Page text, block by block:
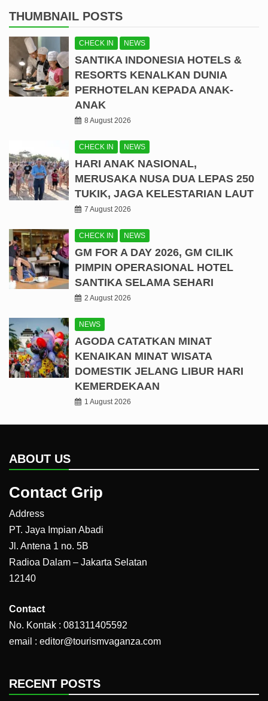
THUMBNAIL POSTS
CHECK IN NEWS
SANTIKA INDONESIA HOTELS &
RESORTS KENALKAN DUNIA
PERHOTELAN KEPADA ANAK-
ANAK
8 August 2026
CHECK IN NEWS
HARI ANAK NASIONAL,
MERUSAKA NUSA DUA LEPAS 250
TUKIK, JAGA KELESTARIAN LAUT
7 August 2026
CHECK IN NEWS
GM FOR A DAY 2026, GM CILIK
PIMPIN OPERASIONAL HOTEL
SANTIKA SELAMA SEHARI
2 August 2026
NEWS
AGODA CATATKAN MINAT
KENAIKAN MINAT WISATA
DOMESTIK JELANG LIBUR HARI
KEMERDEKAAN
1 August 2026
ABOUT US
Contact Grip
Address
PT. Jaya Impian Abadi
Jl. Antena 1 no. 5B
Radioa Dalam – Jakarta Selatan
12140
Contact
No. Kontak : 081311405592
email : editor@tourismvaganza.com
RECENT POSTS